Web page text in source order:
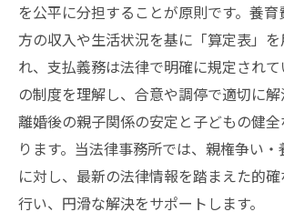
を公平に分担することが原則です。養
方の収入や生活状況を基に「算定表」
れ、支払義務は法律で明確に規定されて
の制度を理解し、合意や調停で適切に解
離婚後の親子関係の安定と子どもの健
ります。当法律事務所では、親権争い
に対し、最新の法律情報を踏まえた的
行い、円滑な解決をサポートします。